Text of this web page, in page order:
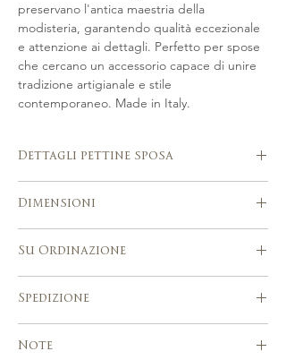
preservano l'antica maestria della
modisteria, garantendo qualità eccezionale
e attenzione ai dettagli. Perfetto per spose
che cercano un accessorio capace di unire
tradizione artigianale e stile
contemporaneo. Made in Italy.
Dettagli pettine sposa
Realizzato artigianalmente con fiori
scolpiti a mano, perle Swarovski, perline
seed beads ceche.
Lavorato artigianalmente utilizzando
strumenti e tecniche tradizionali di
modisteria
Dimensioni
Su Ordinazione
dopo l'acquisto per la realizzazione del
tuo pezzo.
Ordini personalizzati sono benvenuti!
Spedizione
numero di tracking
Note